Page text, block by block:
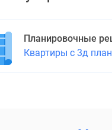
Планировочные
Квартиры с 3д